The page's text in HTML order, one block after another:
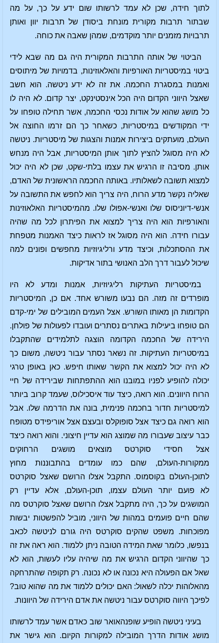
לתוך חידה, שכן לא עמד לרשותו שום ידע על כך, על מה
שבתור תרבות מקורית מונחת ביסודן של תרבות יוון ואותן
תרבויות מזמנים יותר מוקדמים, שמהן שאבה את כוחה.
הביטוי של אותה התרבות המקורית היה גם מה שבא לידי
ביטוי במיסטריות האורפיות והאלאוזינות, בדמויות של מיתוסים
ואמנות במסגרת החכמה. את זה לא ידע ניטשה. הוא חשב
שאצל היווני הקדום היה הכל אינסטינקט, יצר קדום. לא היה לו
כל מושג שהוא על אודות נכסי החכמה, אשר תחילה טופחו על
ידי המקודשים במיסטריות, כשאחר כך הם זרמו החוצה אל
העולם, מועתקים ביצירות אמנות והצגות של מיסטריות. ניטשה
לא היה מסוגל להציץ לתוך אותן המיסטריות, אבל היה מנחש
אותן. מסיבה זו הרגיש את עצמו בלתי-שקט, שכן לא היה יכול
למצוא תשובה לשאלותיו. באותה החכמה הראשונית של האדם,
שאליה נקשר מדע הרוח, היה צריך הוא לחפש את התשובה על
אנשי-דיוניסוס שלו ואנשי-אפולו שלו. מהמיסטריות האלאוזינות
והאורפיות הוא היה צריך למצוא את הפיתרון לכל מה שהיה
עבורו חידה. הוא היה מסוגל אז לראות כיצד האמנות מטפחת
את ההסתכלות, וכיצד מדע ורליגיוזיות מחפשים ופונים למה
שיכול לעבור דרך הלב האנושי בתור אדיקות.
במיסטריות העתיקות רליגיוזיות, אמנות ומדע לא היו
מופרדים זה מזה. הם נבעו משורש אחד. אם כן, המיסטריות
הקדומות הן מאותו השורש. אצל העמים המובילים של ימי-קדם
הם טופחו ביעילות באתרים נסתרים ועובדו לפעולות של פולחן.
הירידה של החכמה הקדומה הוצגה לתלמידים שהתקבלו
במיסטריות העתיקות. זה נשאר נסתר עבור ניטשה, משום כך
לא היה יכול למצוא את הקשר שאותו חיפש. כאן באופן טרגי
יכולה להופיע לפניו במובנו הוא ההתפתחות שבירידה של חיי
הרוח היוונים. הוא רואה, כיצד עוד איסכילוס, שעמד קרוב ביותר
למיסטריות חדור בחכמה פנימית, בונה את הדרמה שלו. אבל
הוא רואה גם כיצד אצל סופוקלס ובעצם אצל אוריפידס מטופח
כבר עיצוב שעבורו מה שמוצג הוא עדיין חיצוני. והוא רואה כיצד
אצל חסידי סוקרטס מוצאים מושגים הרחוקים
ממקורות-העולם, שהם כמו עומדים בהתבוננות מחוץ
לתוכן-העולם בקוסמוס. התקבל אצלו הרושם שאצל סוקרטס
לא פועם יותר העולם עצמו, תוכן-העולם, אלא עדיין רק
המושגים על כך, היה מתקבל אצלו הרושם שאצל סוקרטס מה
שהם חיים פועמים במהות של היווני, מוביל להפשטות יבשות
מפוכחות. משפט שהקים סוקרטס היה גורם לניטשה לכאב
בנפשו, כלומר שאת המידה הטובה ניתן ללמוד. הוא ראה את זה
כך שהיווני הקדום הרגיש את מה שיהיה עליו לעשות, הוא לא
שאל אם הפעולה היא נכונה או לא נכונה. רק תקופה שהתרחקה
מהאלוהות יכלה לשאול: האם יכולים ללמוד את מה שהוא טוב?
לפיכך היווה סוקרטס עבור ניטשה את אדם הירידה של היוונות.
בעיני ניטשה הופיע שופנהאואר שוב כאדם אשר עמד לרשותו
מושג אודות הדרך המובילה למקורות הקיום. הוא גישר את